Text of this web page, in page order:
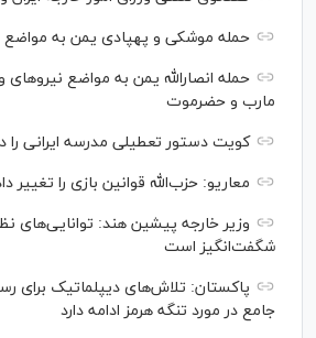
حمله موشکی و پهپادی یمن به مواضع
حمله انصارالله یمن به مواضع
مارب و حضرموت
کویت دستور تعطیلی مدرسه ایرانی را
معاریو: حزب‌الله قوانین بازی را تغییر
وزیر خارجه پیشین هند: توانایی‌های
شگفت‌انگیز است
پاکستان: تلاش‌های دیپلماتیک برای
جامع در مورد تنگه هرمز ادامه دارد